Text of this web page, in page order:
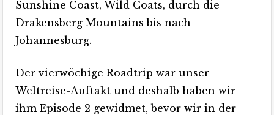
Sunshine Coast, Wild Coats, durch die
Drakensberg Mountains bis nach
Johannesburg.
Der vierwöchige Roadtrip war unser
Weltreise-Auftakt und deshalb haben wir
ihm Episode 2 gewidmet, bevor wir in der